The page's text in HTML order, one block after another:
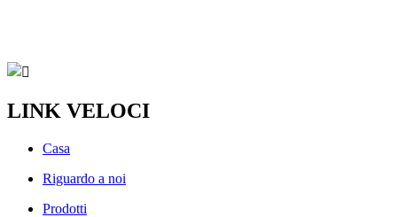
LINK VELOCI
Casa
Riguardo a noi
Prodotti